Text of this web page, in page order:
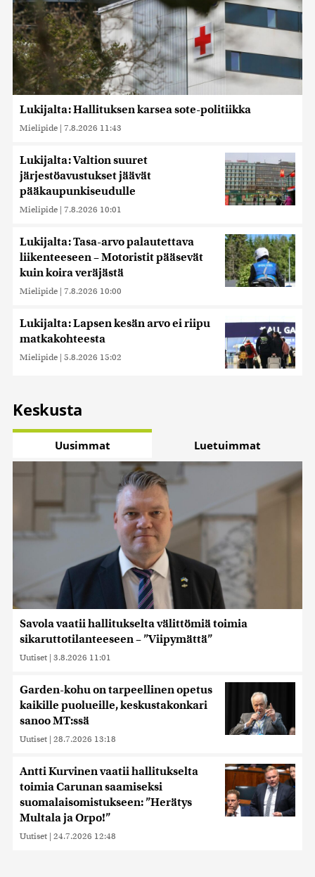
Lukijalta: Hallituksen karsea sote-politiikka
Mielipide | 7.8.2026 11:43
Lukijalta: Valtion suuret
järjestöavustukset jäävät
pääkaupunkiseudulle
Mielipide | 7.8.2026 10:01
Lukijalta: Tasa-arvo palautettava
liikenteeseen – Motoristit pääsevät
kuin koira veräjästä
Mielipide | 7.8.2026 10:00
Lukijalta: Lapsen kesän arvo ei riipu
matkakohteesta
Mielipide | 5.8.2026 15:02
Keskusta
Uusimmat Luetuimmat
Savola vaatii hallitukselta välittömiä toimia
sikaruttotilanteeseen – ”Viipymättä”
Uutiset | 3.8.2026 11:01
Garden-kohu on tarpeellinen opetus
kaikille puolueille, keskustakonkari
sanoo MT:ssä
Uutiset | 28.7.2026 13:18
Antti Kurvinen vaatii hallitukselta
toimia Carunan saamiseksi
suomalaisomistukseen: ”Herätys
Multala ja Orpo!”
Uutiset | 24.7.2026 12:48